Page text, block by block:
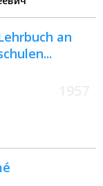
учен.
an